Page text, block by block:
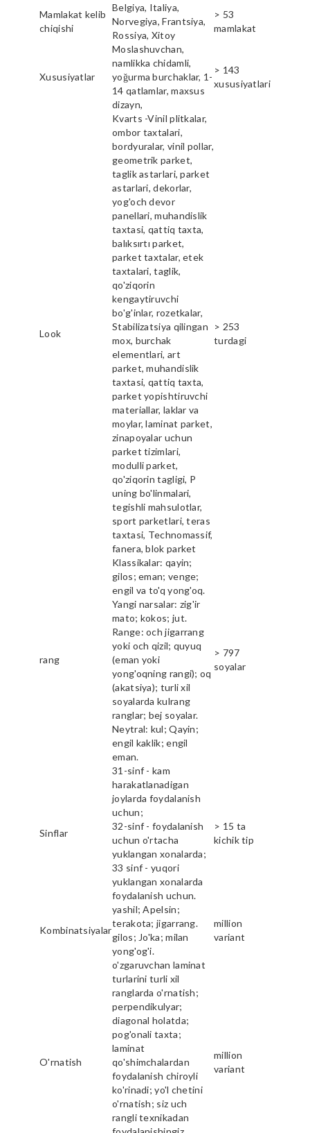
Mamlakat kelib
chiqishi
Belgiya, Italiya,
Norvegiya, Frantsiya,
Rossiya, Xitoy
> 53
mamlakat
Xususiyatlar
Moslashuvchan,
namlikka chidamli,
yoğurma burchaklar, 1-
14 qatlamlar, maxsus
dizayn,
> 143
xususiyatlari
Look
Kvarts -Vinil plitkalar,
ombor taxtalari,
bordyuralar, vinil pollar,
geometrik parket,
taglik astarlari, parket
astarlari, dekorlar,
yog'och devor
panellari, muhandislik
taxtasi, qattiq taxta,
balıksırtı parket,
parket taxtalar, etek
taxtalari, taglik,
qo'ziqorin
kengaytiruvchi
bo'g'inlar, rozetkalar,
Stabilizatsiya qilingan
mox, burchak
elementlari, art
parket, muhandislik
taxtasi, qattiq taxta,
parket yopishtiruvchi
materiallar, laklar va
moylar, laminat parket,
zinapoyalar uchun
parket tizimlari,
modulli parket,
qo'ziqorin tagligi, P
uning bo'linmalari,
tegishli mahsulotlar,
sport parketlari, teras
taxtasi, Technomassif,
fanera, blok parket
> 253
turdagi
rang
Klassikalar: qayin;
gilos; eman; venge;
engil va to'q yong'oq.
Yangi narsalar: zig'ir
mato; kokos; jut.
Range: och jigarrang
yoki och qizil; quyuq
(eman yoki
yong'oqning rangi); oq
(akatsiya); turli xil
soyalarda kulrang
ranglar; bej soyalar.
Neytral: kul; Qayin;
engil kaklik; engil
eman.
> 797
soyalar
Sinflar
31-sinf - kam
harakatlanadigan
joylarda foydalanish
uchun;
32-sinf - foydalanish
uchun o'rtacha
yuklangan xonalarda;
33 sinf - yuqori
yuklangan xonalarda
foydalanish uchun.
> 15 ta
kichik tip
Kombinatsiyalar
yashil; Apelsin;
terakota; jigarrang.
gilos; Jo'ka; milan
yong'og'i.
million
variant
O'rnatish
o'zgaruvchan laminat
turlarini turli xil
ranglarda o'rnatish;
perpendikulyar;
diagonal holatda;
pog'onali taxta;
laminat
qo'shimchalardan
foydalanish chiroyli
ko'rinadi; yo'l chetini
o'rnatish; siz uch
rangli texnikadan
million
variant